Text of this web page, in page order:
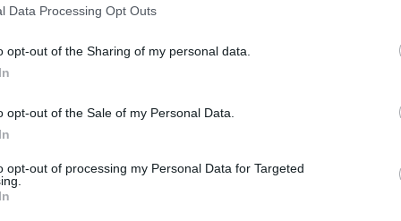
Data Processing Opt Outs
opt-out of the Sharing of my personal data.
opt-out of the Sale of my Personal Data.
opt-out of processing my Personal Data for Targeted